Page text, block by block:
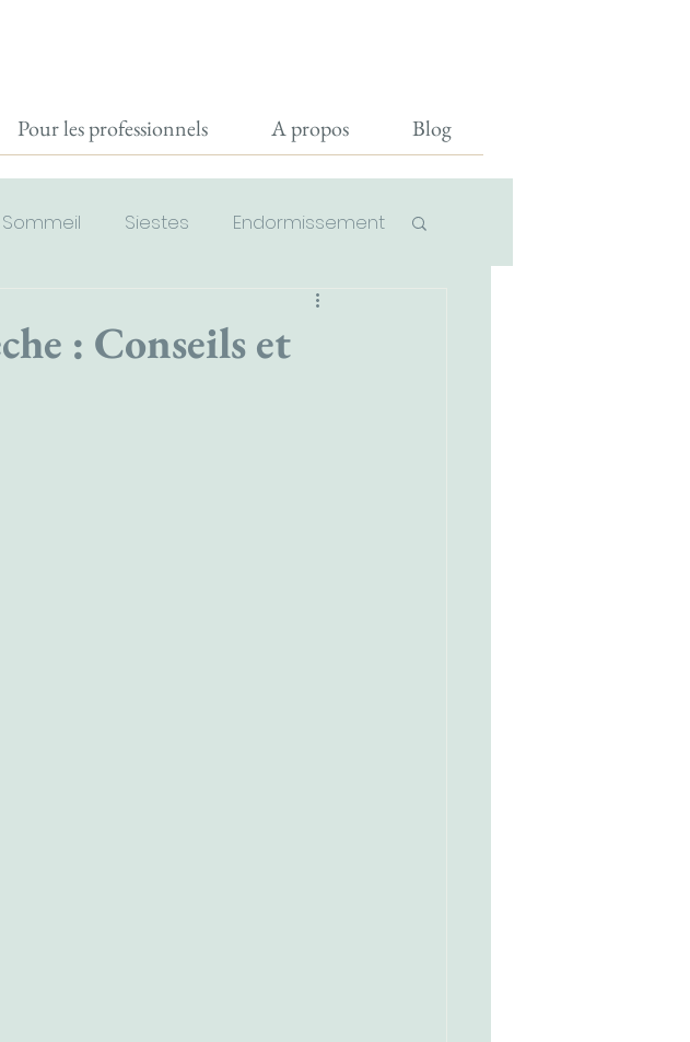
Pour les professionnels A propos Blog
Sommeil Siestes Endormissement
Réveils nocturnes
: Conseils et